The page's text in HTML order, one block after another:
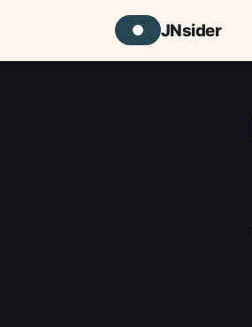
JNsider